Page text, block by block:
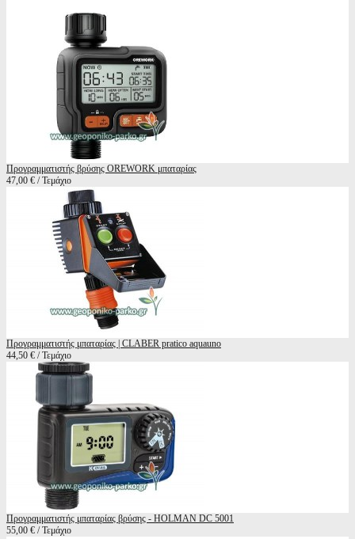
Προγραμματιστής βρύσης OREWORK μπαταρίας
47,00 € / Τεμάχιο
Προγραμματιστής μπαταρίας | CLABER pratico aquauno
44,50 € / Τεμάχιο
Προγραμματιστής μπαταρίας βρύσης - HOLMAN DC 5001
55,00 € / Τεμάχιο